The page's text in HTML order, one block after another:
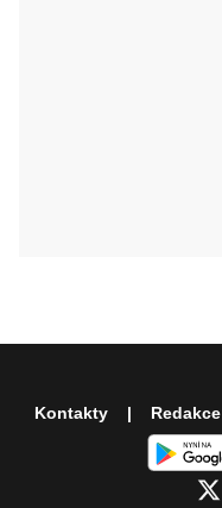
Kontakty Redakce